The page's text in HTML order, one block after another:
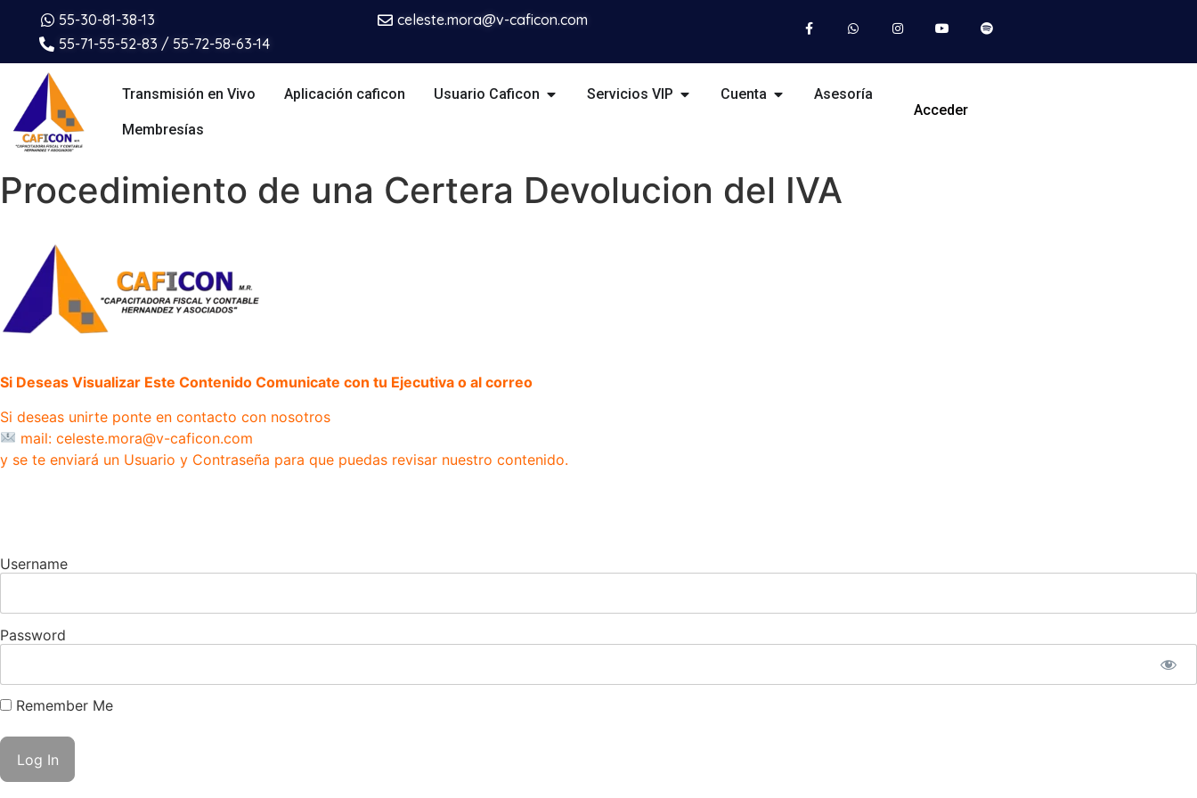
55-30-81-38-13
55-71-55-52-83 / 55-72-58-63-14
celeste.mora@v-caficon.com
Transmisión en Vivo Aplicación caficon Usuario Caficon Servicios VIP Cuenta Asesoría
Membresías
Acceder
Procedimiento de una Certera Devolucion del IVA
Si Deseas Visualizar Este Contenido Comunicate con tu Ejecutiva o al correo
Si deseas unirte ponte en contacto con nosotros
mail: celeste.mora@v-caficon.com
y se te enviará un Usuario y Contraseña para que puedas revisar nuestro contenido.
Username
Password
Remember Me